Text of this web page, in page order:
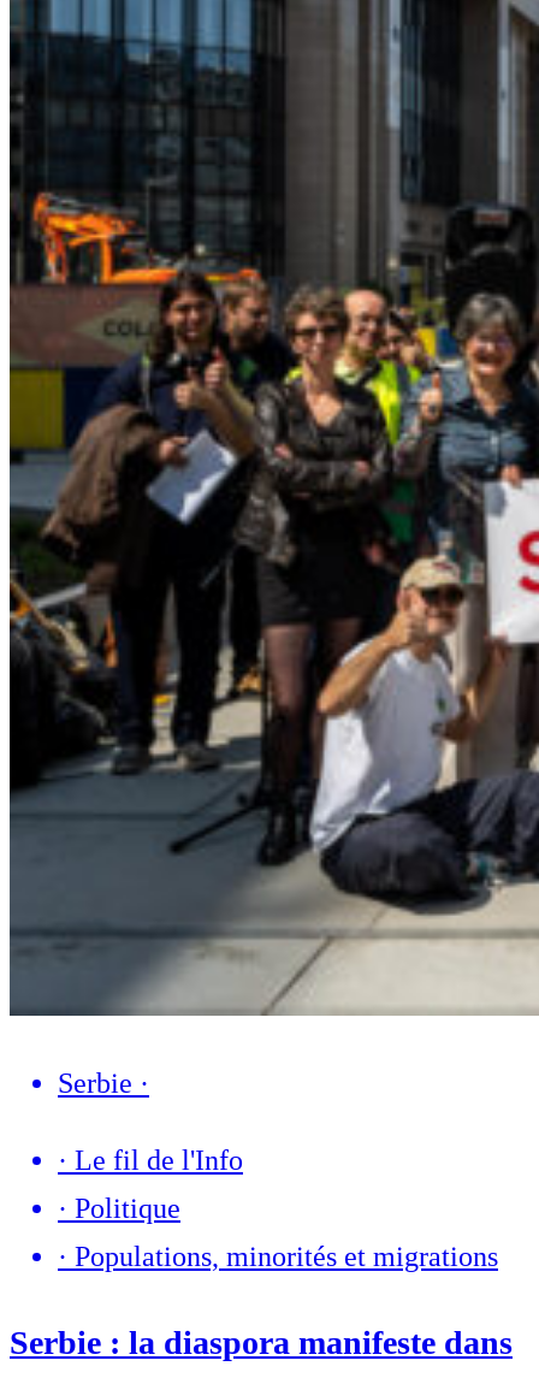
Serbie ·
· Le fil de l'Info
· Politique
· Populations, minorités et migrations
Serbie : la diaspora manifeste dans